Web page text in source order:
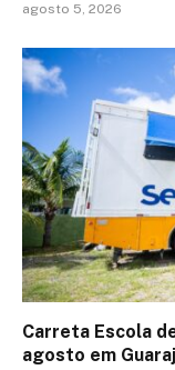
agosto 5, 2026
Carreta Escola
agosto em